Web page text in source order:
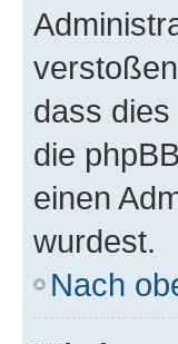
dass
die
einen
wurdest.
Nach